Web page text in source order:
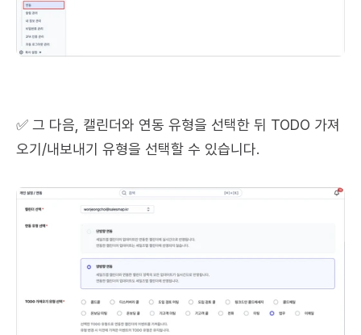
✅ 그 다음, 캘린더와 연동 유형을 선택한 뒤 TODO 가져
오기/내보내기 유형을 선택할 수 있습니다.